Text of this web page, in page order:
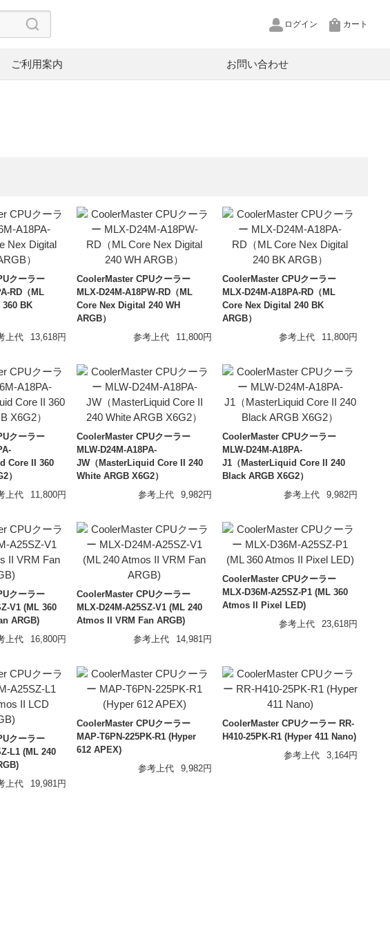
ログイン カート
NZXT
InWin
ブルテクター
Fitear
Noble Audio
ネットワークカメラ
イヤープラグ
ご利用案内 お問い合わせ
クーラー
RD（ML
BK
上代
13,618円
CoolerMaster CPUクーラー
MLX-D24M-A18PW-RD（ML
Core Nex Digital 240 WH
ARGB）
参考上代
11,800円
CoolerMaster CPUクーラー
MLX-D24M-A18PA-RD（ML
Core Nex Digital 240 BK
ARGB）
参考上代
11,800円
クーラー
Core II 360
）
上代
11,800円
CoolerMaster CPUクーラー
MLW-D24M-A18PA-
JW（MasterLiquid Core II 240
White ARGB X6G2）
参考上代
9,982円
CoolerMaster CPUクーラー
MLW-D24M-A18PA-
J1（MasterLiquid Core II 240
Black ARGB X6G2）
参考上代
9,982円
クーラー
V1 (ML 360
ARGB)
上代
16,800円
CoolerMaster CPUクーラー
MLX-D24M-A25SZ-V1 (ML 240
Atmos II VRM Fan ARGB)
参考上代
14,981円
CoolerMaster CPUクーラー
MLX-D36M-A25SZ-P1 (ML 360
Atmos II Pixel LED)
参考上代
23,618円
クーラー
L1 (ML 240
上代
19,981円
CoolerMaster CPUクーラー
MAP-T6PN-225PK-R1 (Hyper
612 APEX)
参考上代
9,982円
CoolerMaster CPUクーラー RR-
H410-25PK-R1 (Hyper 411 Nano)
参考上代
3,164円